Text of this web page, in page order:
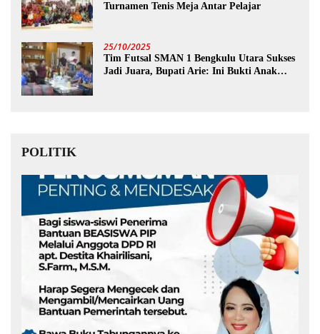
Turnamen Tenis Meja Antar Pelajar
25/10/2025
Tim Futsal SMAN 1 Bengkulu Utara Sukses
Jadi Juara, Bupati Arie: Ini Bukti Anak
POLITIK